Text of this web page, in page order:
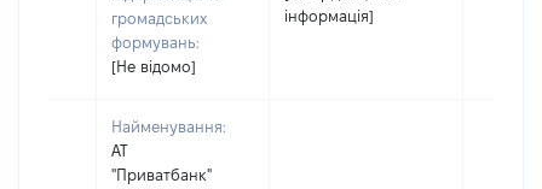
громадських
формувань:
[Не відомо]
інформація]
Найменування:
АТ
"Приватбанк"